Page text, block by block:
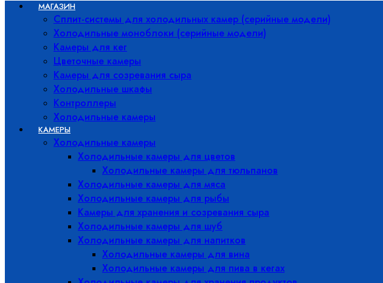
МАГАЗИН
Сплит-системы для холодильных камер (серийные модели)
Холодильные моноблоки (серийные модели)
Камеры для кег
Цветочные камеры
Камеры для созревания сыра
Холодильные шкафы
Контроллеры
Холодильные камеры
КАМЕРЫ
Холодильные камеры
Холодильные камеры для цветов
Холодильные камеры для тюльпанов
Холодильные камеры для мяса
Холодильные камеры для рыбы
Камеры для хранения и созревания сыра
Холодильные камеры для шуб
Холодильные камеры для напитков
Холодильные камеры для вина
Холодильные камеры для пива в кегах